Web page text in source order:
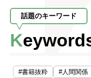
話題のキーワード
#書籍抜粋 #人間関係